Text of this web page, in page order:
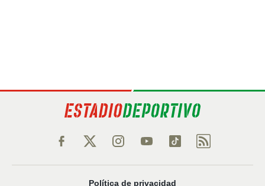
Política de privacidad